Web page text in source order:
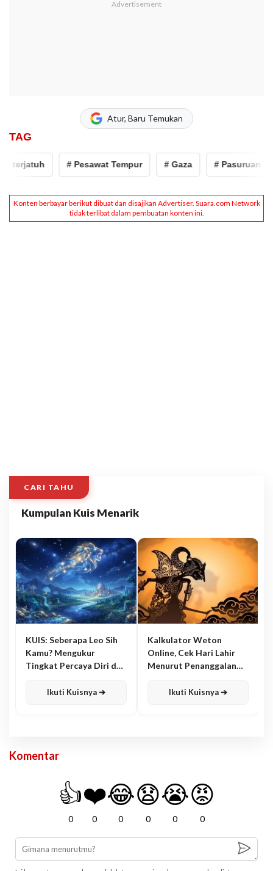
Atur, Baru Temukan
TAG
# Pesawat Tempur # Gaza # Pasuruan
CARI TAHU
Kumpulan Kuis Menarik
KUIS: Seberapa Leo Sih
Kamu? Mengukur
Tingkat Percaya Diri dan
Ikuti Kuisnya ➔
Kalkulator Weton
Online, Cek Hari Lahir
Menurut Penanggalan
Ikuti Kuisnya ➔
Komentar
👍
0
❤️
0
😂
0
😧
0
😭
0
😡
0